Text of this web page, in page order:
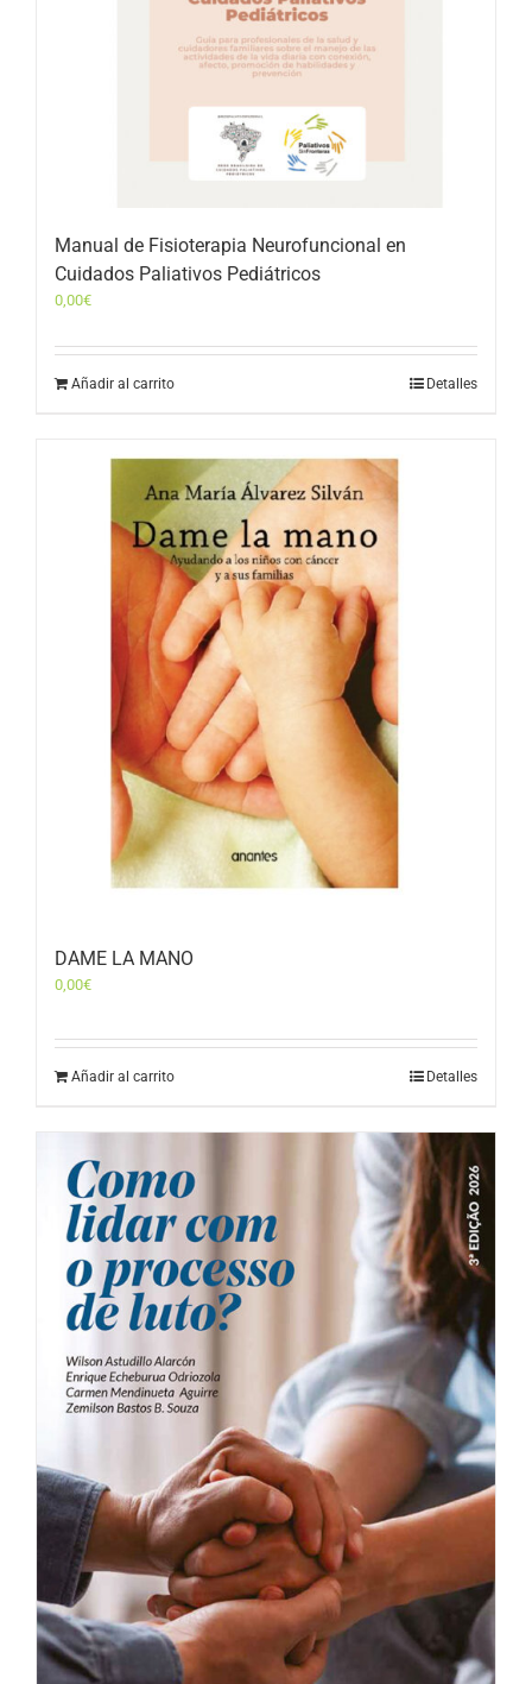
Manual de Fisioterapia Neurofuncional en
Cuidados Paliativos Pediátricos
0,00€
Añadir al carrito Detalles
DAME LA MANO
0,00€
Añadir al carrito Detalles